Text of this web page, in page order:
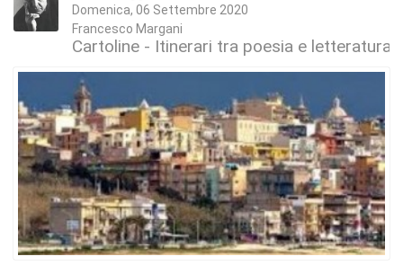
Domenica, 06 Settembre 2020
Francesco Margani
Cartoline - Itinerari tra poesia e letteratura